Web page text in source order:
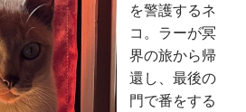
を警護するネ
コ。ラーが冥
界の旅から帰
還し、最後の
門で番をする